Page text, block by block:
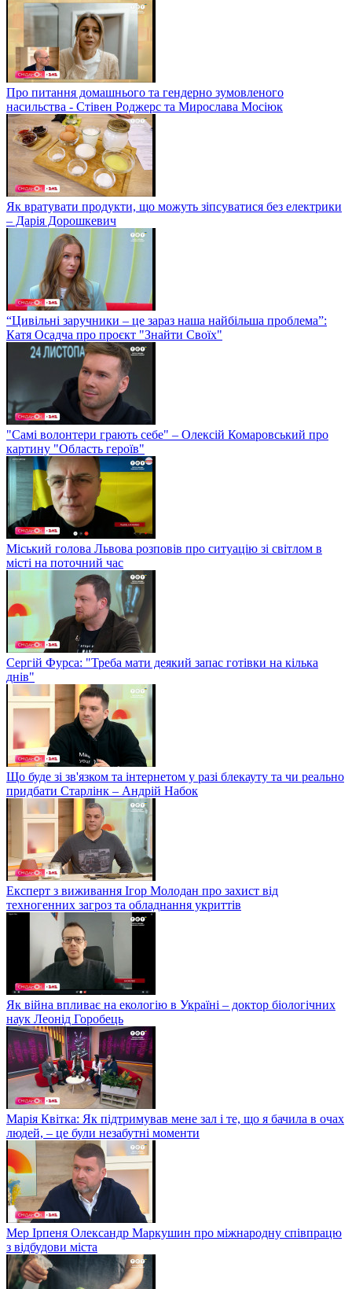
Про питання домашнього та гендерно зумовленого
насильства - Стівен Роджерс та Мирослава Мосіюк
Як вратувати продукти, що можуть зіпсуватися без електрики
– Дарія Дорошкевич
“Цивільні заручники – це зараз наша найбільша проблема”:
Катя Осадча про проєкт "Знайти Своїх"
"Самі волонтери грають себе" – Олексій Комаровський про
картину "Область героїв"
Міський голова Львова розповів про ситуацію зі світлом в
місті на поточний час
Сергій Фурса: "Треба мати деякий запас готівки на кілька
днів"
Що буде зі зв'язком та інтернетом у разі блекауту та чи реально
придбати Старлінк – Андрій Набок
Експерт з виживання Ігор Молодан про захист від
техногенних загроз та обладнання укриттів
Як війна впливає на екологію в Україні – доктор біологічних
наук Леонід Горобець
Марія Квітка: Як підтримував мене зал і те, що я бачила в очах
людей, – це були незабутні моменти
Мер Ірпеня Олександр Маркушин про міжнародну співпрацю
з відбудови міста